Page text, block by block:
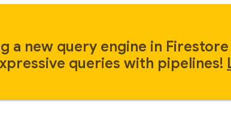
a new query engine in
queries with pipelines!